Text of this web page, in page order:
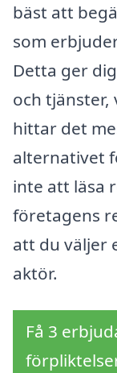
bäst att
som
Detta ger
och tjänster,
hittar det
alternativet
inte att läsa
företagens
att du väljer
aktör.
Få 3